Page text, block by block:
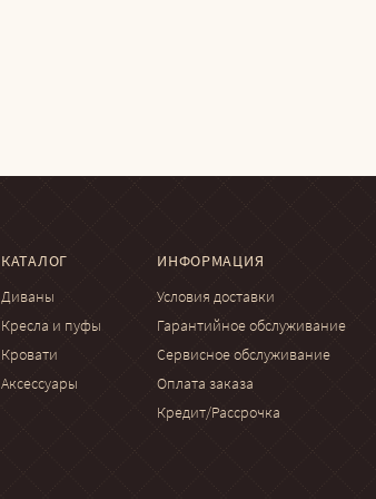
КАТАЛОГ
Диваны
Кресла и пуфы
Кровати
Аксессуары
ИНФОРМАЦИЯ
Условия доставки
Гарантийное обслуживание
Сервисное обслуживание
Оплата заказа
Кредит/Рассрочка